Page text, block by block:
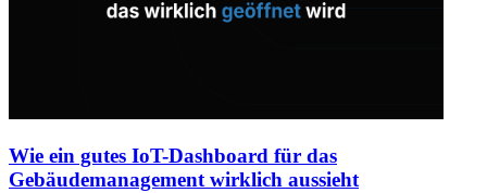
Wie ein gutes IoT-Dashboard für das
Gebäudemanagement wirklich aussieht